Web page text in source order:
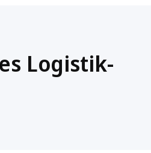
Logistik-